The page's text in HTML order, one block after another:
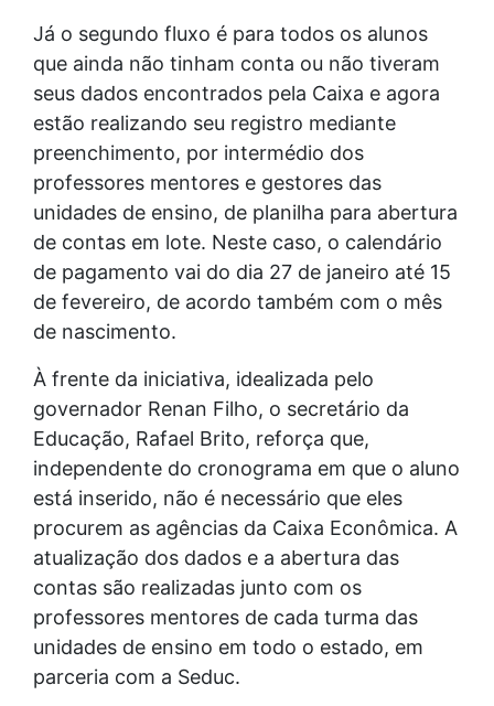
Já o segundo fluxo é para todos os alunos
que ainda não tinham conta ou não tiveram
seus dados encontrados pela Caixa e agora
estão realizando seu registro mediante
preenchimento, por intermédio dos
professores mentores e gestores das
unidades de ensino, de planilha para abertura
de contas em lote. Neste caso, o calendário
de pagamento vai do dia 27 de janeiro até 15
de fevereiro, de acordo também com o mês
de nascimento.
À frente da iniciativa, idealizada pelo
governador Renan Filho, o secretário da
Educação, Rafael Brito, reforça que,
independente do cronograma em que o aluno
está inserido, não é necessário que eles
procurem as agências da Caixa Econômica. A
atualização dos dados e a abertura das
contas são realizadas junto com os
professores mentores de cada turma das
unidades de ensino em todo o estado, em
parceria com a Seduc.